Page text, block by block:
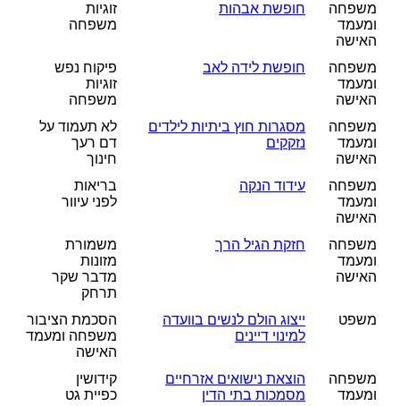
משפחה
ומעמד
האישה
חופשת אבהות
זוגיות
משפחה
משפחה
ומעמד
האישה
חופשת לידה לאב
פיקוח נפש
זוגיות
משפחה
משפחה
ומעמד
האישה
מסגרות חוץ ביתיות לילדים
נזקקים
לא תעמוד על
דם רעך
חינוך
משפחה
ומעמד
האישה
עידוד הנקה
בריאות
לפני עיוור
משפחה
ומעמד
האישה
חזקת הגיל הרך
משמורת
מזונות
מדבר שקר
תרחק
משפט
ייצוג הולם לנשים בוועדה
למינוי דיינים
הסכמת הציבור
משפחה ומעמד
האישה
משפחה
ומעמד
הוצאת נישואים אזרחיים
מסמכות בתי הדין
קידושין
כפיית גט